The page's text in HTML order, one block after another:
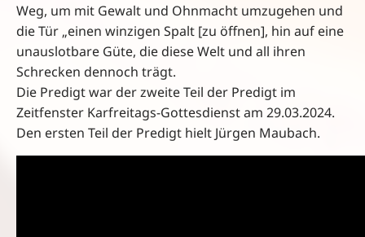
Weg, um mit Gewalt und Ohnmacht umzugehen und
die Tür „einen winzigen Spalt [zu öffnen], hin auf eine
unauslotbare Güte, die diese Welt und all ihren
Schrecken dennoch trägt.
Die Predigt war der zweite Teil der Predigt im
Zeitfenster Karfreitags-Gottesdienst am 29.03.2024.
Den ersten Teil der Predigt hielt Jürgen Maubach.